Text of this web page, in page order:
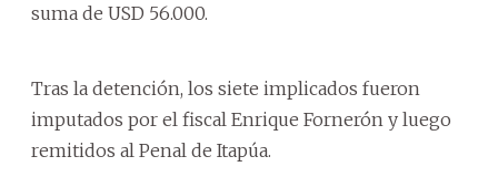
suma de USD 56.000.
Tras la detención, los siete implicados fueron
imputados por el fiscal Enrique Fornerón y luego
remitidos al Penal de Itapúa.